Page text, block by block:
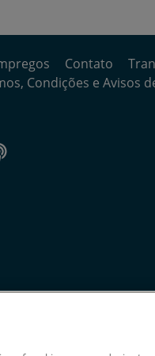
Contato
Condições e Avisos